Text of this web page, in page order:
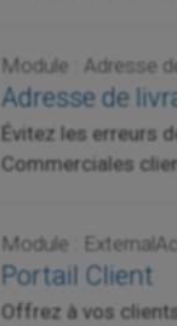
Module : Adresse
Adresse de
Évitez les erreurs
Commerciales
Module :
Portail Client
Offrez à vos